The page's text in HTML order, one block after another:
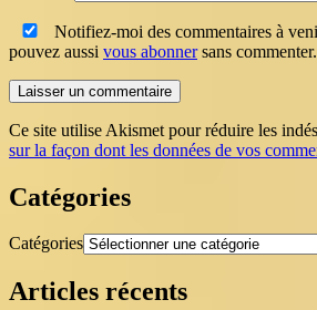
Notifiez-moi des commentaires à
pouvez aussi vous abonnersans commenter.
Ce site utilise Akismet pour réduire les
sur la façon dont les données de vos
Catégories
Catégories
Articles récents